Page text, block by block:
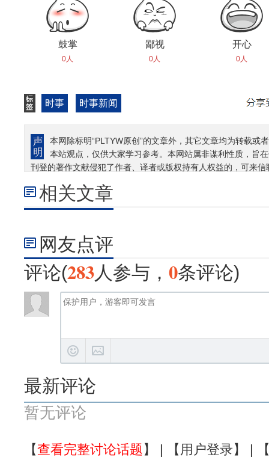
鼓掌
0人
鄙视
0人
开心
0人
时事 时事新闻
本网除标明“PLTYW原创”的文章外，其它文章均为转载
本站观点，仅供大家学习参考。本网站属非谋利性质，旨
刊登的著作文献侵犯了作者、译者或版权持有人权益的，可来
相关文章
网友点评
评论(283人参与， 0条评论)
最新评论
暂无评论
【查看完整讨论话题】 | 【 用户登录】 |